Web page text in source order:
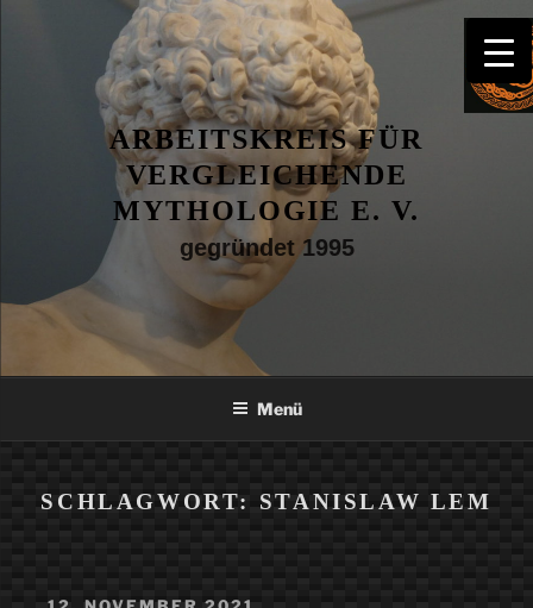
ARBEITSKREIS FÜR
VERGLEICHENDE
MYTHOLOGIE E. V.
gegründet 1995
Menü
SCHLAGWORT: STANISLAW LEM
VERÖFFENTLICHT